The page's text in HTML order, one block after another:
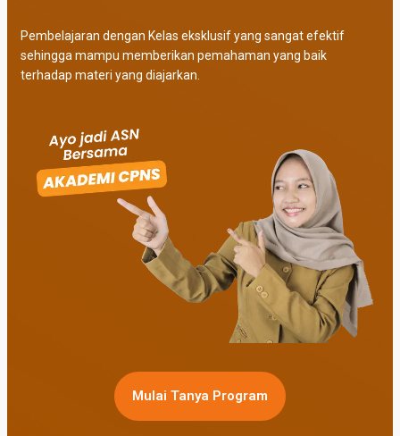
Pembelajaran dengan Kelas eksklusif yang sangat efektif
sehingga mampu memberikan pemahaman yang baik
terhadap materi yang diajarkan.
Mulai Tanya Program